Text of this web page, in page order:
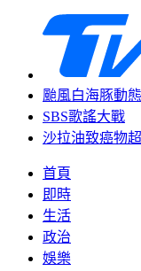
颱風白海豚動態
SBS歌謠大戰
沙拉油致癌物
首頁
即時
生活
政治
娛樂